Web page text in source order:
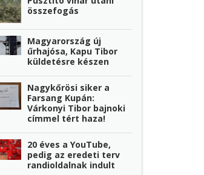
összefogás
Magyarország új
űrhajósa, Kapu Tibor
küldetésre készen
Nagykőrösi siker a
Farsang Kupán:
Várkonyi Tibor bajnoki
címmel tért haza!
20 éves a YouTube,
pedig az eredeti terv
randioldalnak indult